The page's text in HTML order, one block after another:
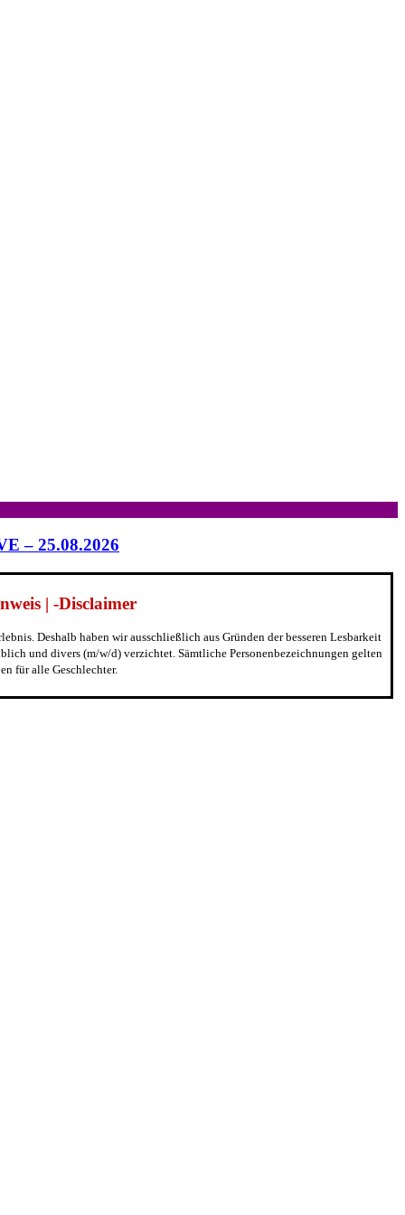
– 25.08.2026
| -Disclaimer
Deshalb haben wir ausschließlich aus Gründen der besseren Lesbarkeit
und divers (m/w/d) verzichtet. Sämtliche Personenbezeichnungen gelten
für alle Geschlechter.